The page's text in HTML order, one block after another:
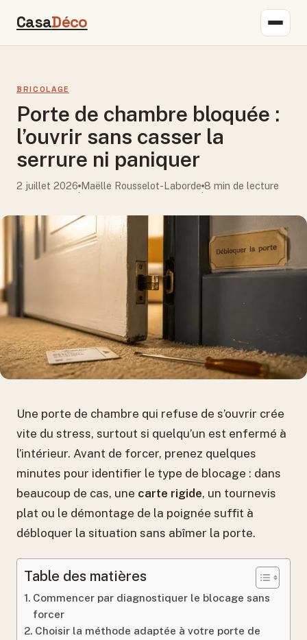
CasaDéco
BRICOLAGE
Porte de chambre bloquée :
l’ouvrir sans casser la
serrure ni paniquer
2 juillet 2026
·
Maëlle Rousselot-Laborde
·
8 min de lecture
Une porte de chambre qui refuse de s’ouvrir crée
vite du stress, surtout si quelqu’un est enfermé à
l’intérieur. Avant de forcer, prenez quelques
minutes pour identifier le type de blocage : dans
beaucoup de cas, une carte rigide, un tournevis
plat ou le démontage de la poignée suffit à
débloquer la situation sans abîmer la porte.
Table des matières
Commencer par diagnostiquer le blocage sans
forcer
Choisir la méthode adaptée à votre porte de